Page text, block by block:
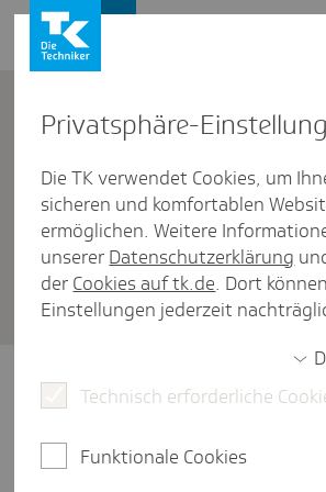
Wer kann sich von
ver­si­che­rungs­pflicht
lassen?
Firmenkunden /
Arbeitnehmer können sich auf
der
lassen, wenn sie eine
Beschäftigung ausüben oder
Privat­sphäre-
Die TK verwendet Cookies, um
sicheren und komfortablen
ermöglichen. Weitere
unserer Datenschutzerklärung
der Cookies auf tk.de. Dort
Einstellungen jederzeit
Technisch erforderliche
Funktionale Cookies